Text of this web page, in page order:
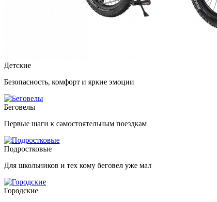
Детские
Безопасность, комфорт и яркие эмоции
Беговелы
Первые шаги к самостоятельным поездкам
Подростковые
Для школьников и тех кому беговел уже мал
Городские